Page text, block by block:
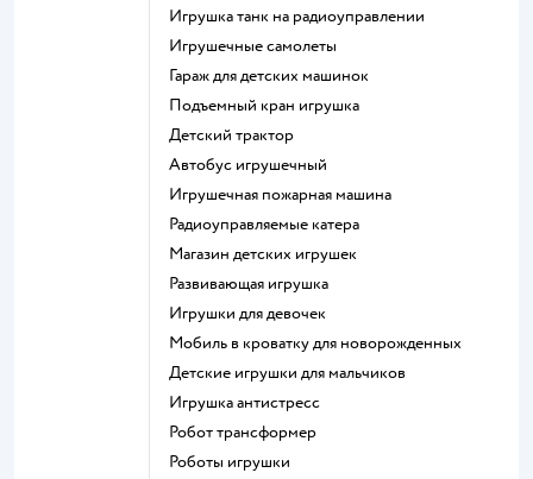
Игрушка танк на радиоуправлении
Игрушечные самолеты
Гараж для детских машинок
Подъемный кран игрушка
Детский трактор
Автобус игрушечный
Игрушечная пожарная машина
Радиоуправляемые катера
Магазин детских игрушек
Развивающая игрушка
Игрушки для девочек
Мобиль в кроватку для новорожденных
Детские игрушки для мальчиков
Игрушка антистресс
Робот трансформер
Роботы игрушки